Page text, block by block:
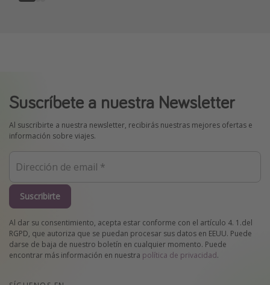
Suscríbete a nuestra Newsletter
Al suscribirte a nuestra newsletter, recibirás nuestras mejores ofertas e
información sobre viajes.
Suscribirte
Al dar su consentimiento, acepta estar conforme con el artículo 4. 1.del
RGPD, que autoriza que se puedan procesar sus datos en EEUU. Puede
darse de baja de nuestro boletín en cualquier momento. Puede
encontrar más información en nuestra política de privacidad.